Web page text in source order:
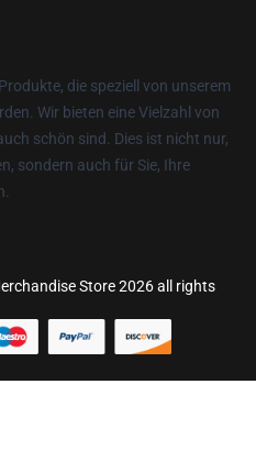
die speziell von unserem
Wir bieten eine Vielzahl von
schön sind. Dies ist nicht nur,
sondern auch für Sie, Ihre
Store 2026 all rights